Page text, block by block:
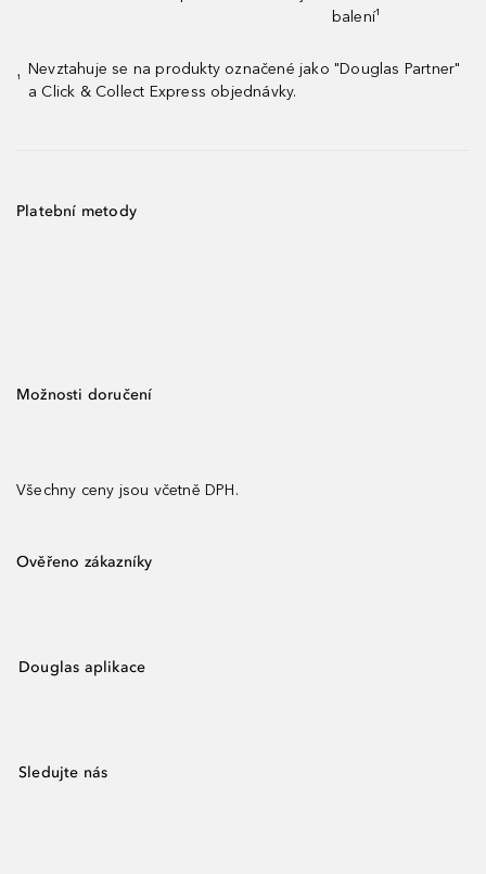
balení¹
¹
Nevztahuje se na produkty označené jako "Douglas Partner"
a Click & Collect Express objednávky.
Platební metody
Možnosti doručení
Všechny ceny jsou včetně DPH.
Ověřeno zákazníky
Douglas aplikace
Sledujte nás